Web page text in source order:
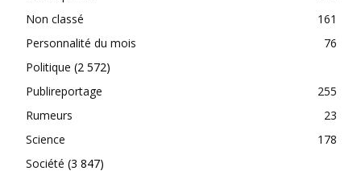
Non classé
161
Personnalité du mois
76
Politique (2 572)
Publireportage
255
Rumeurs
23
Science
178
Société (3 847)